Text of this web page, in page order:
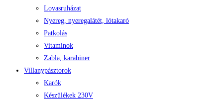
Lovasruházat
Nyereg, nyeregalátét, lótakaró
Patkolás
Vitaminok
Zabla, karabiner
Villanypásztorok
Karók
Készülékek 230V